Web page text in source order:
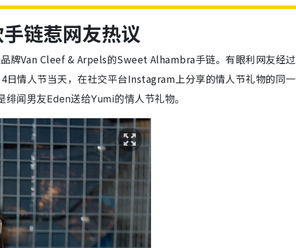
链惹网友热议
牌Van Cleef & Arpels的Sweet Alhambra手链。有眼利网友经过
日情人节当天，在社交平台Instagram上分享的情人节礼物的同一
绯闻男友Eden送给Yumi的情人节礼物。